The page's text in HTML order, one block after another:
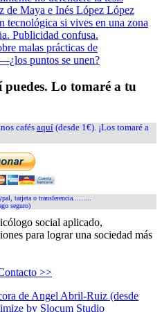
de Maya e Inés López López
tecnológica si vives en una zona
Publicidad confusa.
malas prácticas de
puntos se unen?
Lo tomaré a tu
cafés aquí (desde 1€). ¡Los tomaré a
tarjeta o transferencia.........
seguro)
social aplicado,
para lograr una sociedad más
>>
de Angel Abril-Ruiz (desde
by Slocum Studio